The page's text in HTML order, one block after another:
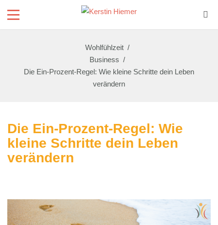
Wohlfühlzeit /
Business /
Die Ein-Prozent-Regel: Wie kleine Schritte dein Leben
verändern
Die Ein-Prozent-Regel: Wie
kleine Schritte dein Leben
verändern